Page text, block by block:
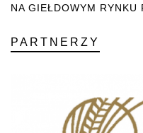
NA GIEŁDOWYM RYNKU
PARTNERZY